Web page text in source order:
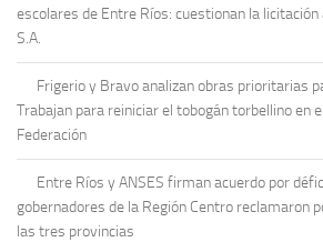
escolares de Entre Ríos: cuestionan la
S.A.
Frigerio y Bravo analizan obras prioritarias
Trabajan para reiniciar el tobogán torbellino en
Federación
Entre Ríos y ANSES firman acuerdo por
gobernadores de la Región Centro reclamaron
las tres provincias